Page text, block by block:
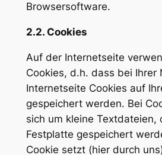
Browsersoftware.
2.2. Cookies
Auf der Internetseite
Cookies, d.h. dass bei Ihrer
Internetseite Cookies auf
gespeichert werden. Bei
sich um kleine Textdateien,
Festplatte gespeichert
Cookie setzt (hier durch